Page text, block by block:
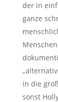
der in
ganze
in die
sonst